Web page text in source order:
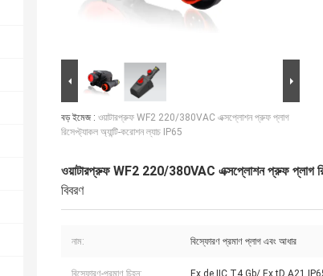
বড় ইমেজ : ওয়াটারপ্রুফ WF2 220/380VAC এক্সপ্লোশন প্রুফ প্লাগ
রিসেপ্ট্যাকল অ্যান্টি-করোশন ল্যাচ IP65
ওয়াটারপ্রুফ WF2 220/380VAC এক্সপ্লোশন প্রুফ প্লাগ
বিবরণ
নাম: বিস্ফোরণ প্রমাণ প্লাগ এবং আধার